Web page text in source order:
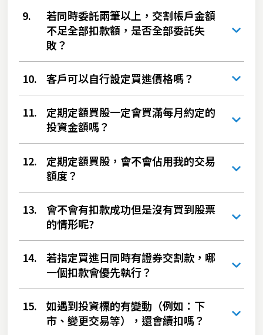
9.
若同時委託兩筆以上，交割帳戶金額
不足全部扣款額，是否全部委託失
敗？
10. 客戶可以自行設定買進價格嗎？
11.
定期定額買股一定會買滿每月約定的
投資金額嗎？
12.
定期定額買股，會不會佔用我的交易
額度？
13.
會不會有扣款成功但是沒有買到股票
的情形呢?
14.
若指定買進日同時有證券交割款，哪
一個扣款會優先執行？
15.
如遇到投資標的有變動（例如：下
市、變更交易等），還會續扣嗎？